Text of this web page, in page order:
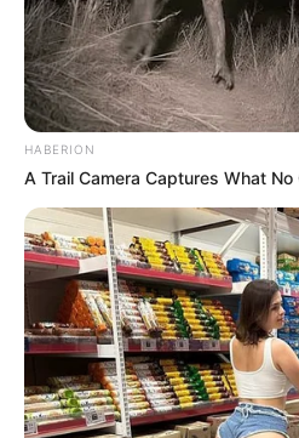
HABERION
A Trail Camera Captures What No